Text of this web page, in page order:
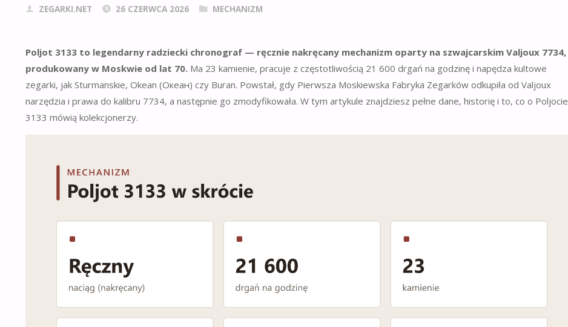
ZEGARKI.NET 26 CZERWCA 2026 MECHANIZM
Poljot 3133 to legendarny radziecki chronograf — ręcznie nakręcany mechanizm oparty na szwajcarskim Valjoux 7734,
produkowany w Moskwie od lat 70. Ma 23 kamienie, pracuje z częstotliwością 21 600 drgań na godzinę i napędza kultowe
zegarki, jak Sturmanskie, Okean (Океан) czy Buran. Powstał, gdy Pierwsza Moskiewska Fabryka Zegarków odkupiła od Valjoux
narzędzia i prawa do kalibru 7734, a następnie go zmodyfikowała. W tym artykule znajdziesz pełne dane, historię i to, co o Poljocie
3133 mówią kolekcjonerzy.